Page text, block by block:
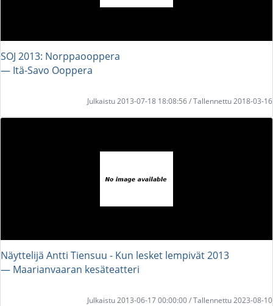
SOJ 2013: Norppaooppera
― Itä-Savo Ooppera
Julkaistu 2013-07-18 18:08:56 / Tallennettu 2018-03-16
Näyttelijä Antti Tiensuu - Kun lesket lempivät 2013
― Maarianvaaran kesäteatteri
Julkaistu 2013-06-17 00:00:00 / Tallennettu 2023-08-10